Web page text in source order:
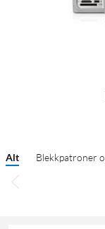
Alt Blekkpatroner